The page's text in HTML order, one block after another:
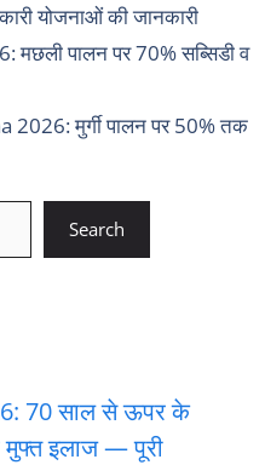
योजनाओं की जानकारी
पालन पर 70% सब्सिडी व
मुर्गी पालन पर 50% तक
Search
70 साल से ऊपर के
मुफ्त इलाज — पूरी